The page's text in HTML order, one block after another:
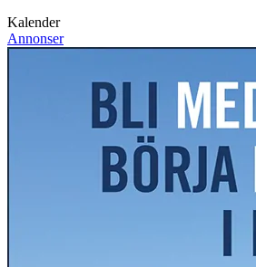
Kalender
Annonser